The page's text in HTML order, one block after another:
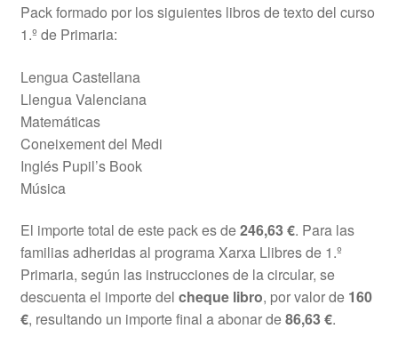
Pack formado por los siguientes libros de texto del curso
1.º de Primaria:
Lengua Castellana
Llengua Valenciana
Matemáticas
Coneixement del Medi
Inglés Pupil’s Book
Música
El importe total de este pack es de246,63 €. Para las
familias adheridas al programa Xarxa Llibres de 1.º
Primaria, según las instrucciones de la circular, se
descuenta el importe del cheque libro, por valor de 160
€, resultando un importe final a abonar de86,63 €.